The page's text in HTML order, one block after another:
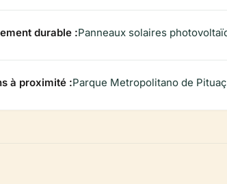
durable :Panneaux solaires
à proximité :Parque Metropolitano de